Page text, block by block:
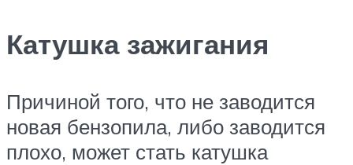
Катушка зажигания
Причиной того, что не заводится
новая бензопила, либо заводится
плохо, может стать катушка